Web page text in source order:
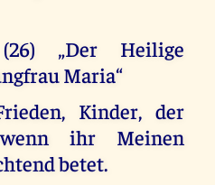
(26) „Der Heilige
Maria“
Kinder, der
ihr Meinen
betet.